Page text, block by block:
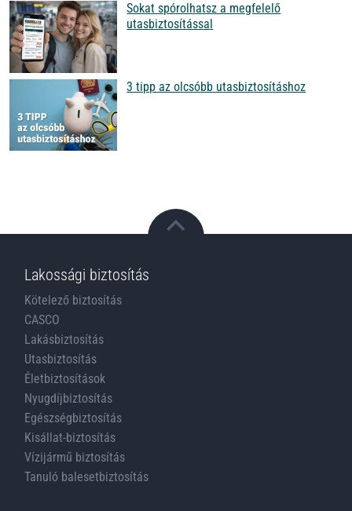
Sokat spórolhatsz a megfelelő
utasbiztosítással
3 tipp az olcsóbb utasbiztosításhoz
Lakossági biztosítás
Kötelező biztosítás
CASCO
Lakásbiztosítás
Utasbiztosítás
Életbiztosítások
Nyugdíjbiztosítás
Egészségbiztosítás
Kisállat-biztosítás
Vízijármű biztosítás
Tanuló balesetbiztosítás